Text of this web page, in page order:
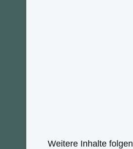
Weitere Inhalte folgen